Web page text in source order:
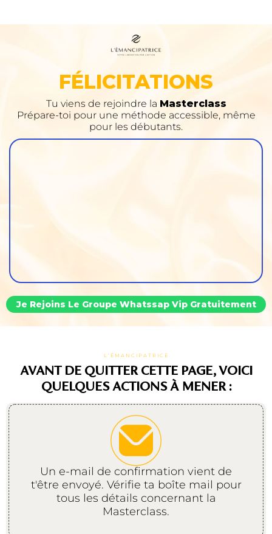
FÉLICITATIONS
Tu viens de rejoindre la Masterclass
Prépare-toi pour une méthode accessible, même
pour les débutants.
Je Rejoins Le Groupe Whatssap Vip Gratuitement
L’ÉMANCIPATRICE
AVANT DE QUITTER CETTE PAGE, VOICI
QUELQUES ACTIONS À MENER :
Un e-mail de confirmation vient de
t'être envoyé. Vérifie ta boîte mail pour
tous les détails concernant la
Masterclass.